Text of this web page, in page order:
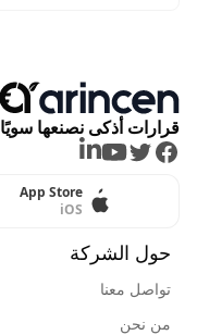
قرارات أذكى نصنعها سويًا
Facebook
Twitter
Youtube
LinkedIn
App Store
iOS
حول الشركة
تواصل معنا
من نحن